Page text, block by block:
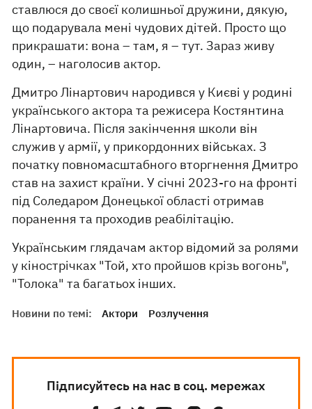
ставлюся до своєї колишньої дружини, дякую,
що подарувала мені чудових дітей. Просто що
прикрашати: вона – там, я – тут. Зараз живу
один, – наголосив актор.
Дмитро Лінартович народився у Києві у родині
українського актора та режисера Костянтина
Лінартовича. Після закінчення школи він
служив у армії, у прикордонних військах. З
початку повномасштабного вторгнення Дмитро
став на захист країни. У січні 2023-го на фронті
під Соледаром Донецької області отримав
поранення та проходив реабілітацію.
Українським глядачам актор відомий за ролями
у кінострічках "Той, хто пройшов крізь вогонь",
"Толока" та багатьох інших.
Новини по темі: Актори Розлучення
Підписуйтесь на нас в соц. мережах